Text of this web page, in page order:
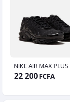
22 200 FCFA